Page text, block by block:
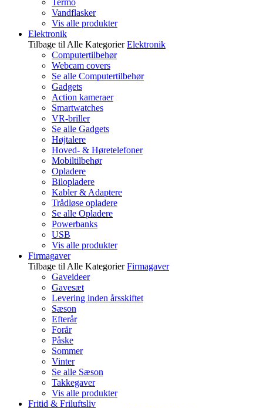
Termo
Vandflasker
Vis alle produkter
Elektronik
Tilbage til Alle Kategorier Elektronik
Computertilbehør
Webcam covers
Se alle Computertilbehør
Gadgets
Action kameraer
Smartwatches
VR-briller
Se alle Gadgets
Højtalere
Hoved- & Høretelefoner
Mobiltilbehør
Opladere
Bilopladere
Kabler & Adaptere
Trådløse opladere
Se alle Opladere
Powerbanks
USB
Vis alle produkter
Firmagaver
Tilbage til Alle Kategorier Firmagaver
Gaveideer
Gavesæt
Levering inden årsskiftet
Sæson
Efterår
Forår
Påske
Sommer
Vinter
Se alle Sæson
Takkegaver
Vis alle produkter
Fritid & Friluftsliv